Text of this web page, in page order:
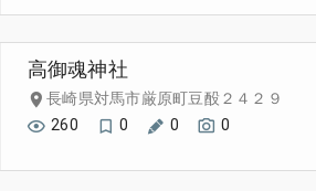
高御魂神社
長崎県対馬市厳原町豆酘２４２９
260
0 0 0